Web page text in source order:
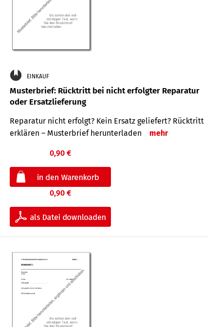
EINKAUF
Musterbrief: Rücktritt bei nicht erfolgter Reparatur
oder Ersatzlieferung
Reparatur nicht erfolgt? Kein Ersatz geliefert? Rücktritt
erklären – Musterbrief herunterladen
mehr
0,90 €
0,90 €